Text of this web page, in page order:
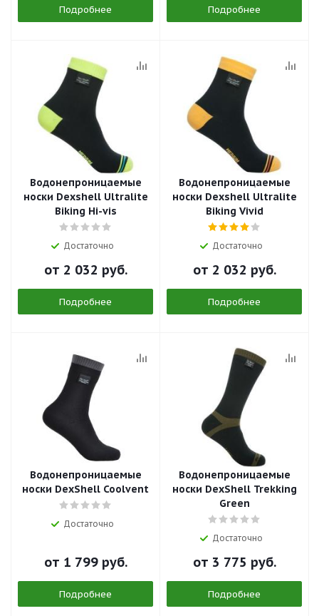
Подробнее Подробнее
Водонепроницаемые
носки Dexshell Ultralite
Biking Hi-vis
Достаточно
от 2 032 руб.
Подробнее
Водонепроницаемые
носки Dexshell Ultralite
Biking Vivid
Достаточно
от 2 032 руб.
Подробнее
Водонепроницаемые
носки DexShell Coolvent
Достаточно
от 1 799 руб.
Подробнее
Водонепроницаемые
носки DexShell Trekking
Green
Достаточно
от 3 775 руб.
Подробнее